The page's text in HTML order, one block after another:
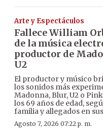
Arte y Espectáculos
Fallece William
de la música
productor de
U2
El productor y músico
los sonidos más
Madonna, Blur, U2 o
los 69 años de edad,
familia y allegados en
Agosto 7, 2026 07:22 p. m.